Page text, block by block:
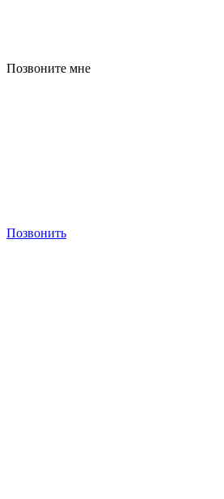
Позвоните мне
Позвонить